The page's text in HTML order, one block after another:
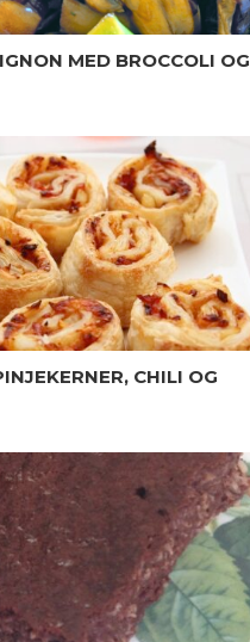
MED BROCCOLI OG
CHILI OG